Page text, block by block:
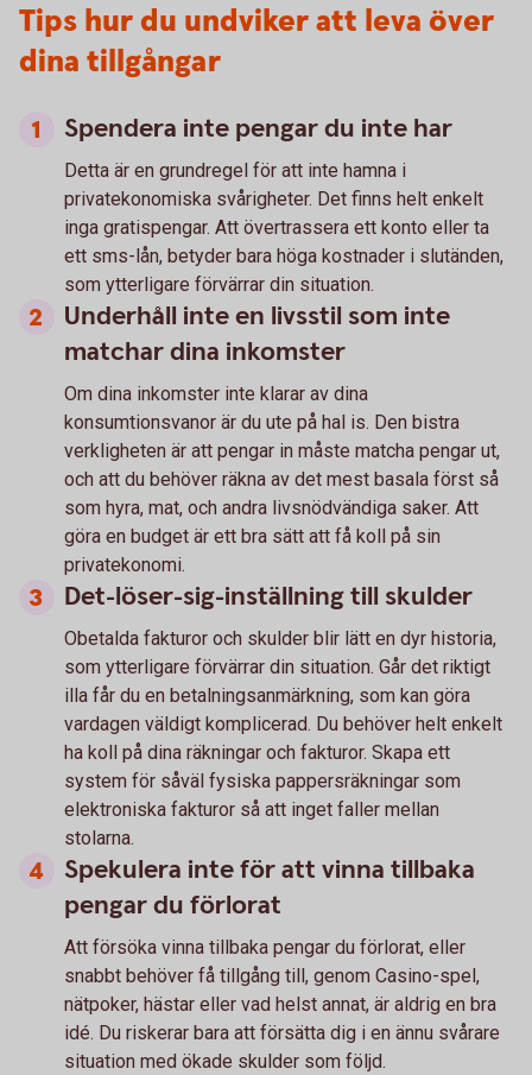
Tips hur du undviker att leva över
dina tillgångar
Spendera inte pengar du inte har
Detta är en grundregel för att inte hamna i
privatekonomiska svårigheter. Det finns helt enkelt
inga gratispengar. Att övertrassera ett konto eller ta
ett sms-lån, betyder bara höga kostnader i slutänden,
som ytterligare förvärrar din situation.
Underhåll inte en livsstil som inte
matchar dina inkomster
Om dina inkomster inte klarar av dina
konsumtionsvanor är du ute på hal is. Den bistra
verkligheten är att pengar in måste matcha pengar ut,
och att du behöver räkna av det mest basala först så
som hyra, mat, och andra livsnödvändiga saker. Att
göra en budget är ett bra sätt att få koll på sin
privatekonomi.
Det-löser-sig-inställning till skulder
Obetalda fakturor och skulder blir lätt en dyr historia,
som ytterligare förvärrar din situation. Går det riktigt
illa får du en betalningsanmärkning, som kan göra
vardagen väldigt komplicerad. Du behöver helt enkelt
ha koll på dina räkningar och fakturor. Skapa ett
system för såväl fysiska pappersräkningar som
elektroniska fakturor så att inget faller mellan
stolarna.
Spekulera inte för att vinna tillbaka
pengar du förlorat
Att försöka vinna tillbaka pengar du förlorat, eller
snabbt behöver få tillgång till, genom Casino-spel,
nätpoker, hästar eller vad helst annat, är aldrig en bra
idé. Du riskerar bara att försätta dig i en ännu svårare
situation med ökade skulder som följd.